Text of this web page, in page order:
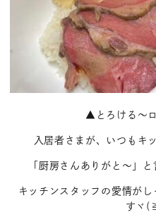
▲とろける～
入居者さまが、いつもキ
「厨房さんありがと～」
キッチンスタッフの愛情が
すヾ